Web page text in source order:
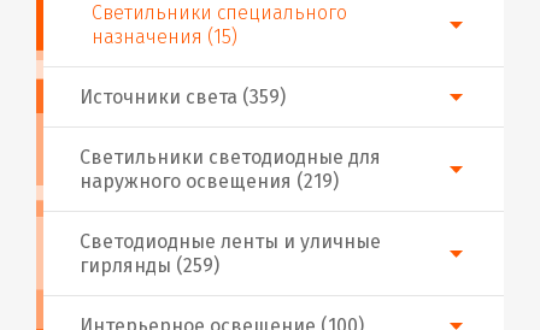
Источники света (359)
Светодиодные ленты и уличные
гирлянды (259)
Светильники специального
назначения (15)
Светильники светодиодные для
наружного освещения (219)